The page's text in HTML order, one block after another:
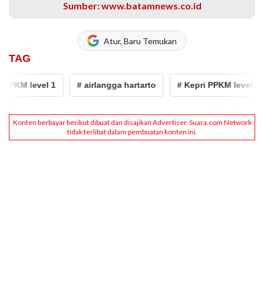
Sumber: www.batamnews.co.id
Atur, Baru Temukan
TAG
level 1 # airlangga hartarto # Kepri PPKM level 1